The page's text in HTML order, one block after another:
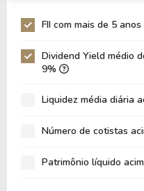
BCRI11
FII com mais de 5
Dividend Yield médio
9%
Liquidez média diária
Número de cotistas
Patrimônio líquido